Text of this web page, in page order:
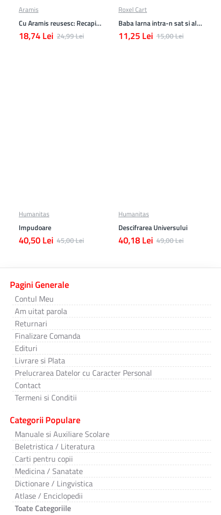
Aramis
Cu Aramis reusesc: Recapitulare si evaluare - Clasa a 4-a (Matematica, Stiinte ale naturii si Educatie civica)
18,74 Lei 24,99 Lei
Roxel Cart
Baba Iarna intra-n sat si alte poezii
11,25 Lei 15,00 Lei
Humanitas
Impudoare
40,50 Lei 45,00 Lei
Humanitas
Descifrarea Universului
40,18 Lei 49,00 Lei
Pagini Generale
Contul Meu
Am uitat parola
Returnari
Finalizare Comanda
Edituri
Livrare si Plata
Prelucrarea Datelor cu Caracter Personal
Contact
Termeni si Conditii
Categorii Populare
Manuale si Auxiliare Scolare
Beletristica / Literatura
Carti pentru copii
Medicina / Sanatate
Dictionare / Lingvistica
Atlase / Enciclopedii
Toate Categoriile